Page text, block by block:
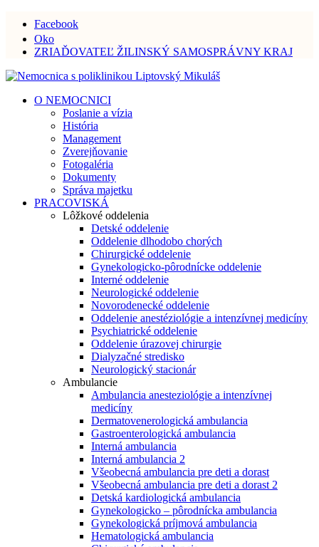
Facebook
Oko
ZRIAĎOVATEĽ ŽILINSKÝ SAMOSPRÁVNY KRAJ
O NEMOCNICI
Poslanie a vízia
História
Management
Zverejňovanie
Fotogaléria
Dokumenty
Správa majetku
PRACOVISKÁ
Lôžkové oddelenia
Detské oddelenie
Oddelenie dlhodobo chorých
Chirurgické oddelenie
Gynekologicko-pôrodnícke oddelenie
Interné oddelenie
Neurologické oddelenie
Novorodenecké oddelenie
Oddelenie anestéziológie a intenzívnej medicíny
Psychiatrické oddelenie
Oddelenie úrazovej chirurgie
Dialyzačné stredisko
Neurologický stacionár
Ambulancie
Ambulancia anesteziológie a intenzívnej
medicíny
Dermatovenerologická ambulancia
Gastroenterologická ambulancia
Interná ambulancia
Interná ambulancia 2
Všeobecná ambulancia pre deti a dorast
Všeobecná ambulancia pre deti a dorast 2
Detská kardiologická ambulancia
Gynekologicko – pôrodnícka ambulancia
Gynekologická príjmová ambulancia
Hematologická ambulancia